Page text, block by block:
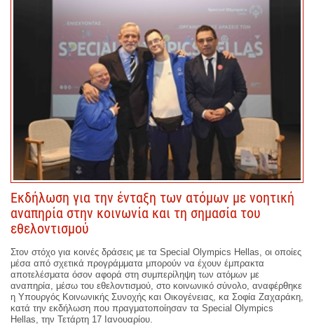
Εκδήλωση για την ένταξη των ατόμων με νοητική
αναπηρία στην κοινωνία και τη σημασία του
εθελοντισμού
Στον στόχο για κοινές δράσεις με τα Special Οlympics Hellas, οι οποίες
μέσα από σχετικά προγράμματα μπορούν να έχουν έμπρακτα
αποτελέσματα όσον αφορά στη συμπερίληψη των ατόμων με
αναπηρία, μέσω του εθελοντισμού, στο κοινωνικό σύνολο, αναφέρθηκε
η Υπουργός Κοινωνικής Συνοχής και Οικογένειας, κα Σοφία Ζαχαράκη,
κατά την εκδήλωση που πραγματοποίησαν τα Special Οlympics
Hellas, την Τετάρτη 17 Ιανουαρίου.